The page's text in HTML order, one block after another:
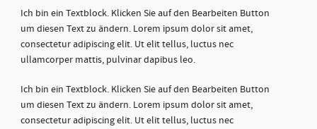
Ich bin ein Textblock. Klicken Sie auf den Bearbeiten Button
um diesen Text zu ändern. Lorem ipsum dolor sit amet,
consectetur adipiscing elit. Ut elit tellus, luctus nec
ullamcorper mattis, pulvinar dapibus leo.
Ich bin ein Textblock. Klicken Sie auf den Bearbeiten Button
um diesen Text zu ändern. Lorem ipsum dolor sit amet,
consectetur adipiscing elit. Ut elit tellus, luctus nec